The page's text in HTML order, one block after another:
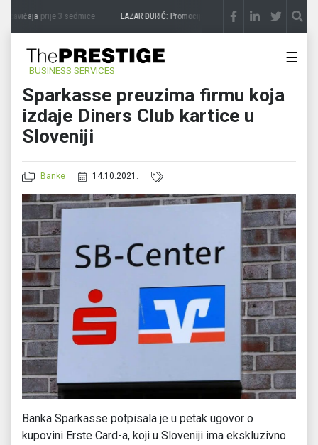
zavičajaprije 3 sedmice LAZAR ĐURIĆ: Promocija potencijal pretvara u destinaciju
BUSINESS SERVICES
☰
Sparkasse preuzima firmu koja
izdaje Diners Club kartice u
Sloveniji
Banke 14.10.2021.
Banka Sparkasse potpisala je u petak ugovor o
kupovini Erste Card-a, koji u Sloveniji ima ekskluzivno